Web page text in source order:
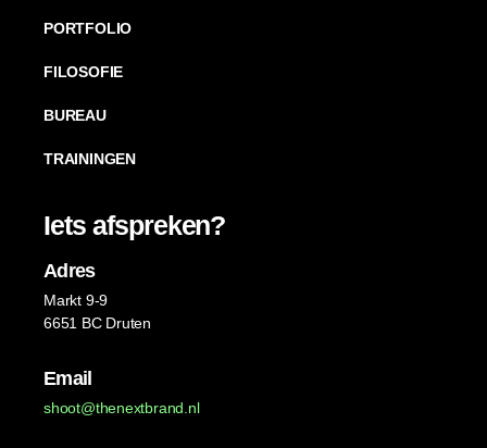
PORTFOLIO
FILOSOFIE
BUREAU
TRAININGEN
Iets afspreken?
Adres
Markt 9-9
6651 BC Druten
Email
shoot@thenextbrand.nl